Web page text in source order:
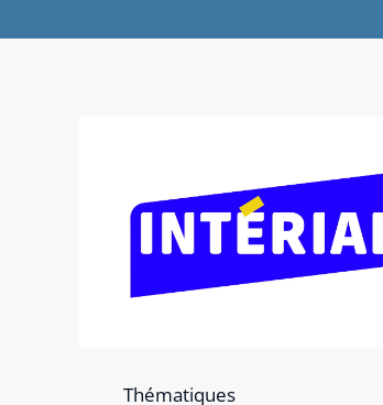
Thématiques